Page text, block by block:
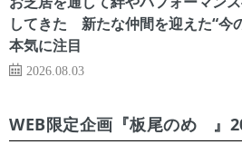
してきた 新たな仲間を迎えた“今
本気に注目
2026.08.03
WEB限定企画『板尾のめ゙』